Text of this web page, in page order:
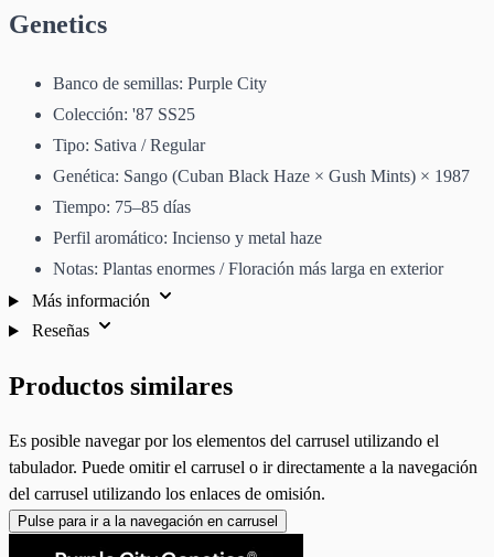
Genetics
Banco de semillas: Purple City
Colección: '87 SS25
Tipo: Sativa / Regular
Genética: Sango (Cuban Black Haze × Gush Mints) × 1987
Tiempo: 75–85 días
Perfil aromático: Incienso y metal haze
Notas: Plantas enormes / Floración más larga en exterior
Más información
Reseñas
Productos similares
Es posible navegar por los elementos del carrusel utilizando el
tabulador. Puede omitir el carrusel o ir directamente a la navegación
del carrusel utilizando los enlaces de omisión.
Pulse para ir a la navegación en carrusel